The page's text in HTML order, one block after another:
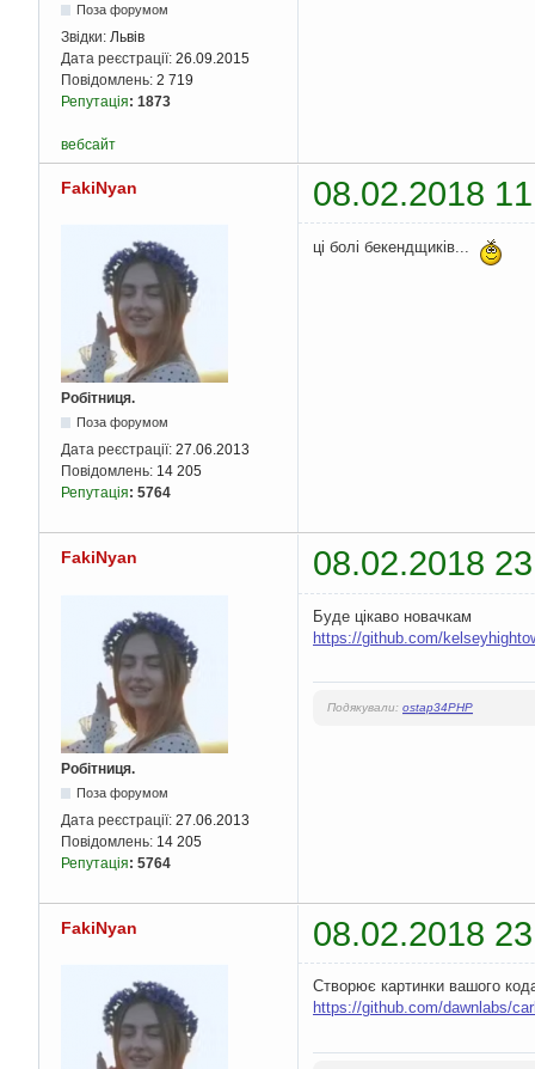
Поза форумом
Звідки: Львів
Дата реєстрації: 26.09.2015
Повідомлень: 2 719
Репутація: 1873
вебсайт
FakiNyan 08.02.2018
Робітниця.
Поза форумом
Дата реєстрації: 27.06.2013
Повідомлень: 14 205
Репутація: 5764
ці болі бекендщиків...
FakiNyan 08.02.2018
Робітниця.
Поза форумом
Дата реєстрації: 27.06.2013
Повідомлень: 14 205
Репутація: 5764
Буде цікаво новачкам
https://github.com/
Подякували: ostap34PHP
FakiNyan 08.02.2018
Створює картинки вашого
https://github.com/dawnlabs/